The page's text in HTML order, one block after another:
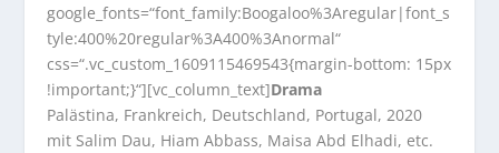
google_fonts=“font_family:Boogaloo%3Aregular|font_s
tyle:400%20regular%3A400%3Anormal“
css=“.vc_custom_1609115469543{margin-bottom: 15px
!important;}“][vc_column_text]Drama
Palästina, Frankreich, Deutschland, Portugal, 2020
mit Salim Dau, Hiam Abbass, Maisa Abd Elhadi, etc.